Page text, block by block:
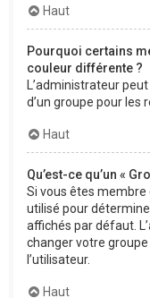
Haut
Pourquoi certains
couleur différente ?
L’administrateur
d’un groupe pour les
Haut
Qu’est-ce qu’un «
Si vous êtes membre
utilisé pour
affichés par défaut.
changer votre
l’utilisateur.
Haut